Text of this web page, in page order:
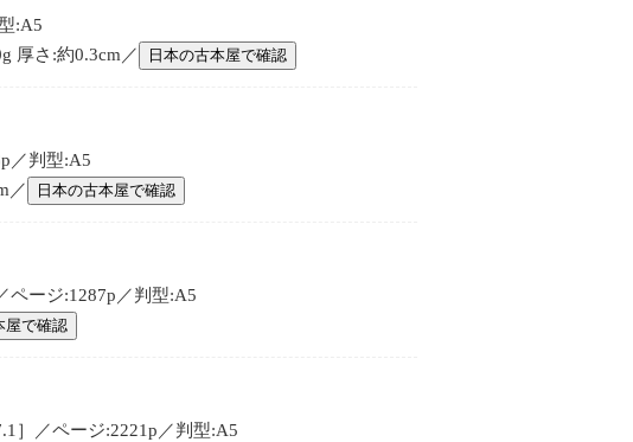
:A5
厚さ:約0.3cm／
日本の古本屋で確認
／判型:A5
／
日本の古本屋で確認
ページ:1287p／判型:A5
屋で確認
］／ページ:2221p／判型:A5